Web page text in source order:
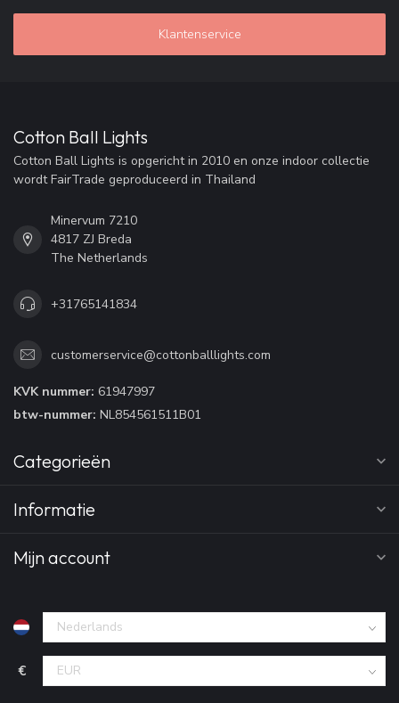
Klantenservice
Cotton Ball Lights
Cotton Ball Lights is opgericht in 2010 en onze indoor collectie
wordt FairTrade geproduceerd in Thailand
Minervum 7210
4817 ZJ Breda
The Netherlands
+31765141834
customerservice@cottonballlights.com
KVK nummer: 61947997
btw-nummer: NL854561511B01
Categorieën
Informatie
Mijn account
€